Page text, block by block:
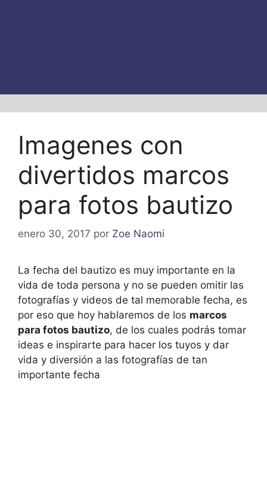
Imagenes con
divertidos marcos
para fotos bautizo
enero 30, 2017 por Zoe Naomi
La fecha del bautizo es muy importante en la
vida de toda persona y no se pueden omitir las
fotografías y videos de tal memorable fecha, es
por eso que hoy hablaremos de los marcos
para fotos bautizo, de los cuales podrás tomar
ideas e inspirarte para hacer los tuyos y dar
vida y diversión a las fotografías de tan
importante fecha